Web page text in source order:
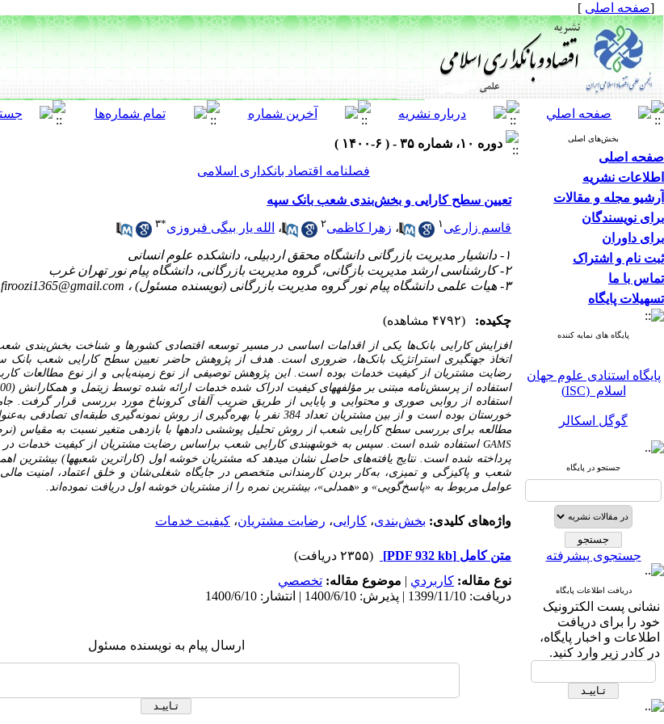
[صفحه اصلی ]
بخش‌های اصلی
صفحه اصلی
اطلاعات نشریه
آرشیو مجله و مقالات
برای نویسندگان
برای داوران
ثبت نام و اشتراک
تماس با ما
تسهیلات پایگاه
پایگاه های نمایه کننده
پایگاه استنادی علوم جهان
اسلام (ISC)
گوگل اسکالر
نورمگز
سیویلیکا
پایگاه استنادی علوم جهان
اسلام (ISC)
گوگل اسکالر
مگ ایران
جستجو در پایگاه
جستجوی پیشرفته
دریافت اطلاعات پایگاه
نشانی پست الکترونیک
خود را برای دریافت
اطلاعات و اخبار پایگاه،
در کادر زیر وارد کنید.
دوره ۱۰، شماره ۳۵ - ( ۶-۱۴۰۰ )
فصلنامه اقتصاد بانکداری اسلامی
تعیین سطح کارایی و بخش‌بندی شعب بانک سپه
قاسم زارعی ۱ ، زهرا کاظمی۲ ، الله یار بیگی فیروزی*۳
۱- دانشیار مدیریت بازرگانی دانشگاه محقق اردبیلی، دانشکده علوم انسانی
۲- کارشناسی ارشد مدیریت بازگانی، گروه مدیریت بازرگانی، دانشگاه پیام نور تهران غرب
۳- هیات علمی دانشگاه پیام نور گروه مدیریت بازرگانی (نویسنده مسئول) ،
چکیده: (۴۷۹۲ مشاهده)
افزایش کارایی بانک‌ها یکی از اقدامات اساسی در مسیر توسعه اقتصادی کشورها و شناخت بخش‌بندی شعب
اتخاذ جهت­گیری استراتژیک بانک‌ها، ضروری است. هدف از پژوهش حاضر نعیین سطح کارایی شعب بانک
رضایت مشتریان از کیفیت خدمات بوده است. این پژوهش توصیفی از نوع زمینه‌یابی و از نوع مطالعات
استفاده از پرسش‌نامه مبتنی بر مؤلفه­های کیفیت‌ ادراک‌ شده خدمات ارائه شده توسط زیتمل و همکارانش (2000)
خورستان بوده است و از بین مشتریان تعداد 384 نفر با بهره‌گیری از روش نمونه‌گیری طبقه‌ای تصادفی به‌عنوان نمونه پژوهش انتخاب شدند.
مطالعه برای بررسی سطح کارایی شعب از روش تحلیل پوششی داده­ها با بازدهی متغیر نسبت به مقیاس (
GAMS استفاده شده است.سپس به خوشه­بندی کارایی شعب براساس رضایت مشتریان از کیفیت خدمات
پرداخته شده است. نتایجیافته‌های حاصل نشان می­دهد که مشتریان خوشه اول (کاراترین شعبه­ها) بیشترین
شعب و پاکیزگی و تمیزی، به‌کار بردن کارمندانی متخصص در جایگاه شغلی‌شان و خلق اعتماد، امنیت
عوامل مربوط به «پاسخ‌گویی» و «همدلی»، بیشترین نمره را از مشتریان خوشه اول دریافت نموده‌اند.
واژه‌های کلیدی: بخش‌بندی، کارایی، رضایت مشتریان، کیفیت خدمات
متن کامل [PDF 932 kb]
(۲۳۵۵ دریافت)
نوع مقاله: كاربردي | موضوع مقاله: تخصصي
دریافت: 1399/11/10 | پذیرش: 1400/6/10 | انتشار: 1400/6/10
ارسال پیام به نویسنده مسئول